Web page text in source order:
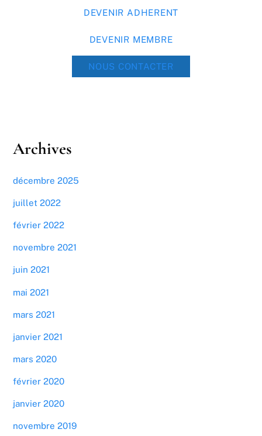
DEVENIR ADHERENT
DEVENIR MEMBRE
NOUS CONTACTER
Archives
décembre 2025
juillet 2022
février 2022
novembre 2021
juin 2021
mai 2021
mars 2021
janvier 2021
mars 2020
février 2020
janvier 2020
novembre 2019